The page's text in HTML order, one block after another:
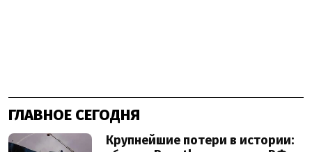
ГЛАВНОЕ СЕГОДНЯ
Крупнейшие потери в истории: